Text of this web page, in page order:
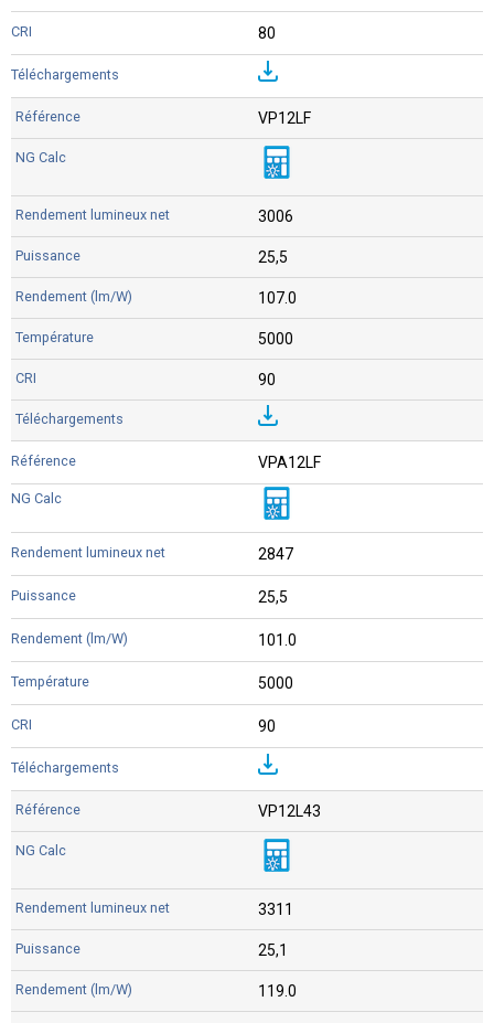
80
VP12LF
3006
25,5
107.0
5000
90
VPA12LF
2847
25,5
101.0
5000
90
VP12L43
3311
25,1
119.0